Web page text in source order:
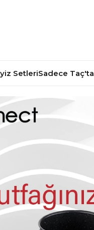
SetleriSadece Taç'ta